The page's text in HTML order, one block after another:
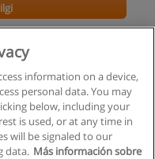
information on a device,
personal data. You may
below, including your
is used, or at any time in
will be signaled to our
data. Más información sobre